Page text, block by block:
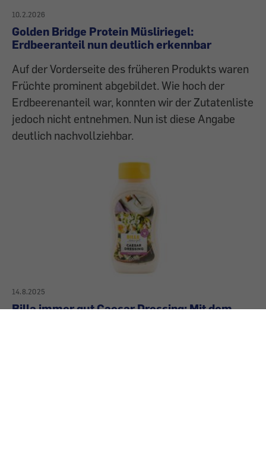
10.2.2026
Golden Bridge Protein Müsliriegel:
Erdbeeranteil nun deutlich erkennbar
Auf der Vorderseite des früheren Produkts waren
Früchte prominent abgebildet. Wie hoch der
Erdbeerenanteil war, konnten wir der Zutatenliste
jedoch nicht entnehmen. Nun ist diese Angabe
deutlich nachvollziehbar.
14.8.2025
Billa immer gut Caesar Dressing: Mit dem